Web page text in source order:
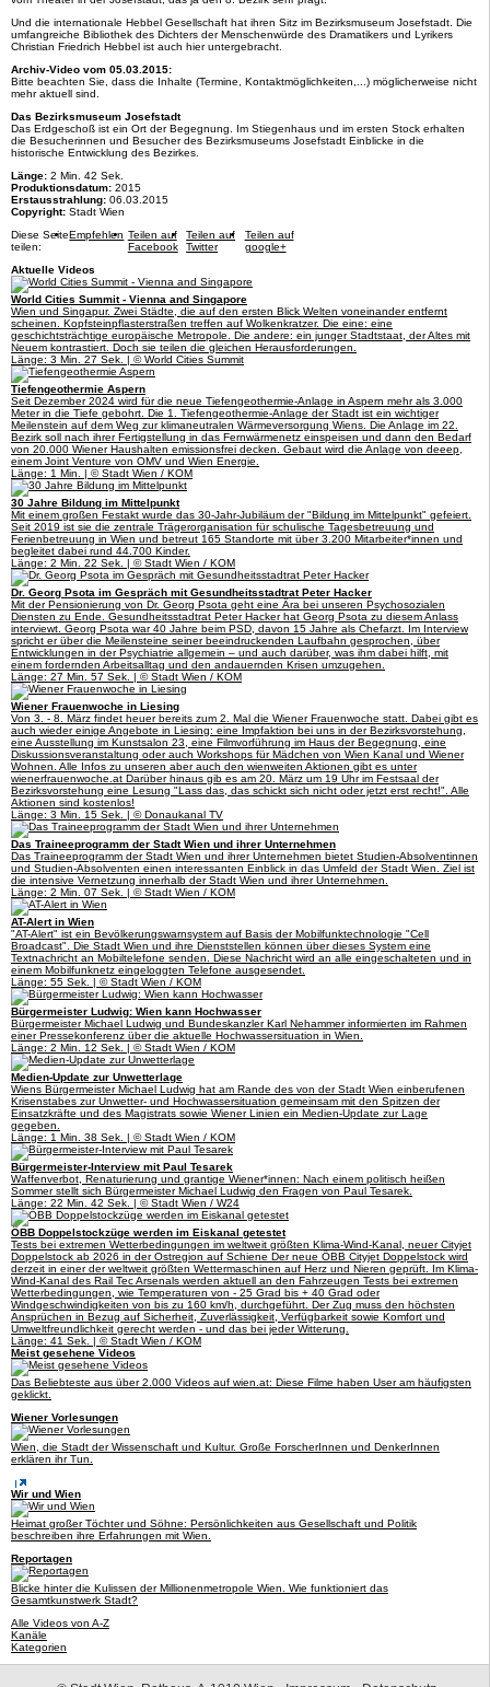
Und die internationale Hebbel Gesellschaft hat ihren Sitz im Bezirksmuseum Josefstadt. Die
umfangreiche Bibliothek des Dichters der Menschenwürde des Dramatikers und Lyrikers
Christian Friedrich Hebbel ist auch hier untergebracht.
Archiv-Video vom 05.03.2015:
Bitte beachten Sie, dass die Inhalte (Termine, Kontaktmöglichkeiten,...) möglicherweise nicht
mehr aktuell sind.
Das Bezirksmuseum Josefstadt
Das Erdgeschoß ist ein Ort der Begegnung. Im Stiegenhaus und im ersten Stock erhalten
die Besucherinnen und Besucher des Bezirksmuseums Josefstadt Einblicke in die
historische Entwicklung des Bezirkes.
Länge: 2 Min. 42 Sek.
Produktionsdatum: 2015
Erstausstrahlung: 06.03.2015
Copyright: Stadt Wien
Diese Seite
teilen:
Empfehlen Teilen auf
Facebook
Teilen auf
Twitter
Teilen auf
google+
Aktuelle Videos
World Cities Summit - Vienna and Singapore
Wien und Singapur. Zwei Städte, die auf den ersten Blick Welten voneinander entfernt
scheinen. Kopfsteinpflasterstraßen treffen auf Wolkenkratzer. Die eine: eine
geschichtsträchtige europäische Metropole. Die andere: ein junger Stadtstaat, der Altes mit
Neuem kontrastiert. Doch sie teilen die gleichen Herausforderungen.
Länge: 3 Min. 27 Sek. | © World Cities Summit
Tiefengeothermie Aspern
Seit Dezember 2024 wird für die neue Tiefengeothermie-Anlage in Aspern mehr als 3.000
Meter in die Tiefe gebohrt. Die 1. Tiefengeothermie-Anlage der Stadt ist ein wichtiger
Meilenstein auf dem Weg zur klimaneutralen Wärmeversorgung Wiens. Die Anlage im 22.
Bezirk soll nach ihrer Fertigstellung in das Fernwärmenetz einspeisen und dann den Bedarf
von 20.000 Wiener Haushalten emissionsfrei decken. Gebaut wird die Anlage von deeep,
einem Joint Venture von OMV und Wien Energie.
Länge: 1 Min. | © Stadt Wien / KOM
30 Jahre Bildung im Mittelpunkt
Mit einem großen Festakt wurde das 30-Jahr-Jubiläum der "Bildung im Mittelpunkt" gefeiert.
Seit 2019 ist sie die zentrale Trägerorganisation für schulische Tagesbetreuung und
Ferienbetreuung in Wien und betreut 165 Standorte mit über 3.200 Mitarbeiter*innen und
begleitet dabei rund 44.700 Kinder.
Länge: 2 Min. 22 Sek. | © Stadt Wien / KOM
Dr. Georg Psota im Gespräch mit Gesundheitsstadtrat Peter Hacker
Mit der Pensionierung von Dr. Georg Psota geht eine Ära bei unseren Psychosozialen
Diensten zu Ende. Gesundheitsstadtrat Peter Hacker hat Georg Psota zu diesem Anlass
interviewt. Georg Psota war 40 Jahre beim PSD, davon 15 Jahre als Chefarzt. Im Interview
spricht er über die Meilensteine seiner beeindruckenden Laufbahn gesprochen, über
Entwicklungen in der Psychiatrie allgemein – und auch darüber, was ihm dabei hilft, mit
einem fordernden Arbeitsalltag und den andauernden Krisen umzugehen.
Länge: 27 Min. 57 Sek. | © Stadt Wien / KOM
Wiener Frauenwoche in Liesing
Von 3. - 8. März findet heuer bereits zum 2. Mal die Wiener Frauenwoche statt. Dabei gibt es
auch wieder einige Angebote in Liesing: eine Impfaktion bei uns in der Bezirksvorstehung,
eine Ausstellung im Kunstsalon 23, eine Filmvorführung im Haus der Begegnung, eine
Diskussionsveranstaltung oder auch Workshops für Mädchen von Wien Kanal und Wiener
Wohnen. Alle Infos zu unseren aber auch den wienweiten Aktionen gibt es unter
wienerfrauenwoche.at Darüber hinaus gib es am 20. März um 19 Uhr im Festsaal der
Bezirksvorstehung eine Lesung "Lass das, das schickt sich nicht oder jetzt erst recht!". Alle
Aktionen sind kostenlos!
Länge: 3 Min. 15 Sek. | © Donaukanal TV
Das Traineeprogramm der Stadt Wien und ihrer Unternehmen
Das Traineeprogramm der Stadt Wien und ihrer Unternehmen bietet Studien-Absolventinnen
und Studien-Absolventen einen interessanten Einblick in das Umfeld der Stadt Wien. Ziel ist
die intensive Vernetzung innerhalb der Stadt Wien und ihrer Unternehmen.
Länge: 2 Min. 07 Sek. | © Stadt Wien / KOM
AT-Alert in Wien
"AT-Alert" ist ein Bevölkerungswarnsystem auf Basis der Mobilfunktechnologie "Cell
Broadcast". Die Stadt Wien und ihre Dienststellen können über dieses System eine
Textnachricht an Mobiltelefone senden. Diese Nachricht wird an alle eingeschalteten und in
einem Mobilfunknetz eingeloggten Telefone ausgesendet.
Länge: 55 Sek. | © Stadt Wien / KOM
Bürgermeister Ludwig: Wien kann Hochwasser
Bürgermeister Michael Ludwig und Bundeskanzler Karl Nehammer informierten im Rahmen
einer Pressekonferenz über die aktuelle Hochwassersituation in Wien.
Länge: 2 Min. 12 Sek. | © Stadt Wien / KOM
Medien-Update zur Unwetterlage
Wiens Bürgermeister Michael Ludwig hat am Rande des von der Stadt Wien einberufenen
Krisenstabes zur Unwetter- und Hochwassersituation gemeinsam mit den Spitzen der
Einsatzkräfte und des Magistrats sowie Wiener Linien ein Medien-Update zur Lage
gegeben.
Länge: 1 Min. 38 Sek. | © Stadt Wien / KOM
Bürgermeister-Interview mit Paul Tesarek
Waffenverbot, Renaturierung und grantige Wiener*innen: Nach einem politisch heißen
Sommer stellt sich Bürgermeister Michael Ludwig den Fragen von Paul Tesarek.
Länge: 22 Min. 42 Sek. | © Stadt Wien / W24
ÖBB Doppelstockzüge werden im Eiskanal getestet
Tests bei extremen Wetterbedingungen im weltweit größten Klima-Wind-Kanal, neuer Cityjet
Doppelstock ab 2026 in der Ostregion auf Schiene Der neue ÖBB Cityjet Doppelstock wird
derzeit in einer der weltweit größten Wettermaschinen auf Herz und Nieren geprüft. Im Klima-
Wind-Kanal des Rail Tec Arsenals werden aktuell an den Fahrzeugen Tests bei extremen
Wetterbedingungen, wie Temperaturen von - 25 Grad bis + 40 Grad oder
Windgeschwindigkeiten von bis zu 160 km/h, durchgeführt. Der Zug muss den höchsten
Ansprüchen in Bezug auf Sicherheit, Zuverlässigkeit, Verfügbarkeit sowie Komfort und
Umweltfreundlichkeit gerecht werden - und das bei jeder Witterung.
Länge: 41 Sek. | © Stadt Wien / KOM
Meist gesehene Videos
Das Beliebteste aus über 2.000 Videos auf wien.at: Diese Filme haben User am häufigsten
geklickt.
Wiener Vorlesungen
Wien, die Stadt der Wissenschaft und Kultur. Große ForscherInnen und DenkerInnen
erklären ihr Tun.
Wir und Wien
Heimat großer Töchter und Söhne: Persönlichkeiten aus Gesellschaft und Politik
beschreiben ihre Erfahrungen mit Wien.
Reportagen
Blicke hinter die Kulissen der Millionenmetropole Wien. Wie funktioniert das
Gesamtkunstwerk Stadt?
Alle Videos von A-Z
Kanäle
Kategorien